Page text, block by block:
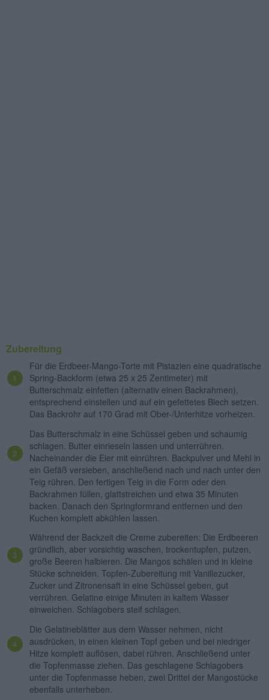
Zubereitung
Für die Erdbeer-Mango-Torte mit Pistazien eine quadratische
Spring-Backform (etwa 25 x 25 Zentimeter) mit
Butterschmalz einfetten (alternativ einen Backrahmen),
entsprechend einstellen und auf ein gefettetes Blech setzen.
Das Backrohr auf 170 Grad mit Ober-/Unterhitze vorheizen.
Das Butterschmalz in eine Schüssel geben und schaumig
schlagen. Butter einrieseln lassen und unterrühren.
Nacheinander die Eier mit einrühren. Backpulver und Mehl in
ein Gefäß versieben, anschließend nach und nach unter den
Teig rühren. Den fertigen Teig in die Form oder den
Backrahmen füllen, glattstreichen und etwa 35 Minuten
backen. Danach den Springformrand entfernen und den
Kuchen komplett abkühlen lassen.
Während der Backzeit die Creme zubereiten: Die Erdbeeren
gründlich, aber vorsichtig waschen, trockentupfen, putzen,
große Beeren halbieren. Die Mangos schälen und in kleine
Stücke schneiden. Topfen-Zubereitung mit Vanillezucker,
Zucker und Zitronensaft in eine Schüssel geben, gut
verrühren. Gelatine einige Minuten in kaltem Wasser
einweichen. Schlagobers steif schlagen.
Die Gelatineblätter aus dem Wasser nehmen, nicht
ausdrücken, in einen kleinen Topf geben und bei niedriger
Hitze komplett auflösen, dabei rühren. Anschließend unter
die Topfenmasse ziehen. Das geschlagene Schlagobers
unter die Topfenmasse heben, zwei Drittel der Mangostücke
ebenfalls unterheben.